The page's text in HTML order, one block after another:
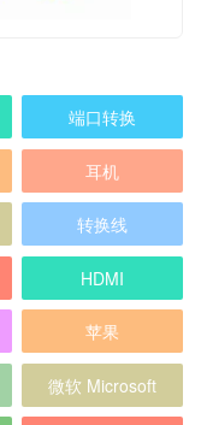
端口转换
耳机
转换线
HDMI
苹果
微软 Microsoft